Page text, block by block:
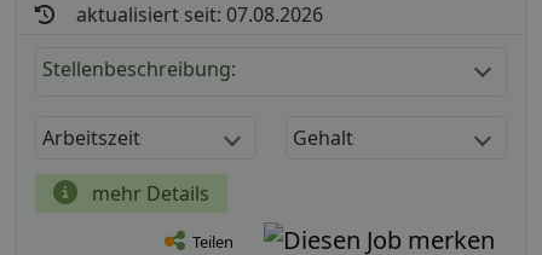
aktualisiert seit: 07.08.2026
Stellenbeschreibung:
Arbeitszeit Gehalt
mehr Details
Teilen